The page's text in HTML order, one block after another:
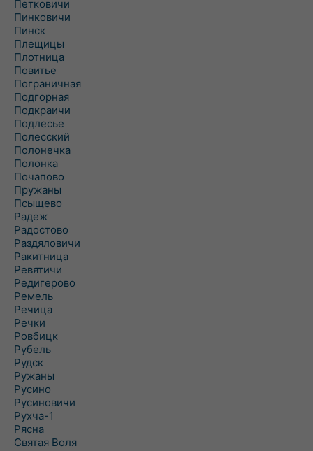
Петковичи
Пинковичи
Пинск
Плещицы
Плотница
Повитье
Пограничная
Подгорная
Подкраичи
Подлесье
Полесский
Полонечка
Полонка
Почапово
Пружаны
Псыщево
Радеж
Радостово
Раздяловичи
Ракитница
Ревятичи
Редигерово
Ремель
Речица
Речки
Ровбицк
Рубель
Рудск
Ружаны
Русино
Русиновичи
Рухча-1
Рясна
Святая Воля